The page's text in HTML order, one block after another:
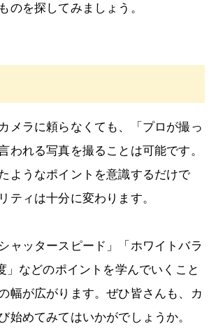
のを探してみましょう。
メラに頼らなくても、「プロが撮っ
われる写真を撮ることは可能です。
ようなポイントを意識するだけで
ティは十分に変わります。
ャッタースピード」「ホワイトバラ
」などのポイントを学んでいくこと
幅が広がります。ぜひ皆さんも、カ
始めてみてはいかがでしょうか。